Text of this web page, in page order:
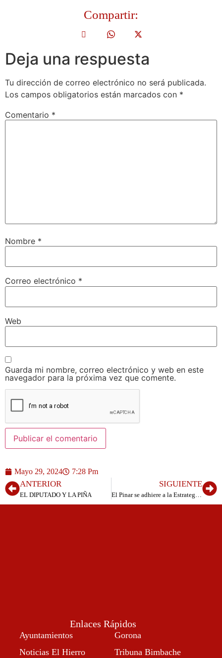
Compartir:
Deja una respuesta
Tu dirección de correo electrónico no será publicada.
Los campos obligatorios están marcados con *
Comentario *
Nombre *
Correo electrónico *
Web
Guarda mi nombre, correo electrónico y web en este
navegador para la próxima vez que comente.
Mayo 29, 2024 7:28 Pm
ANTERIOR
EL DIPUTADO Y LA PIÑA
SIGUIENTE
El Pinar se adhiere a la Estrategia de Promoción de la Salud y Prevención del Ministerio de Sanidad
Enlaces Rápidos
Ayuntamientos
Noticias El Hierro
Gorona
Tribuna Bimbache